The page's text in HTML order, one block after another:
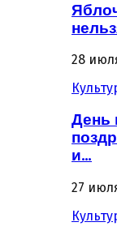
28
День
и…
27